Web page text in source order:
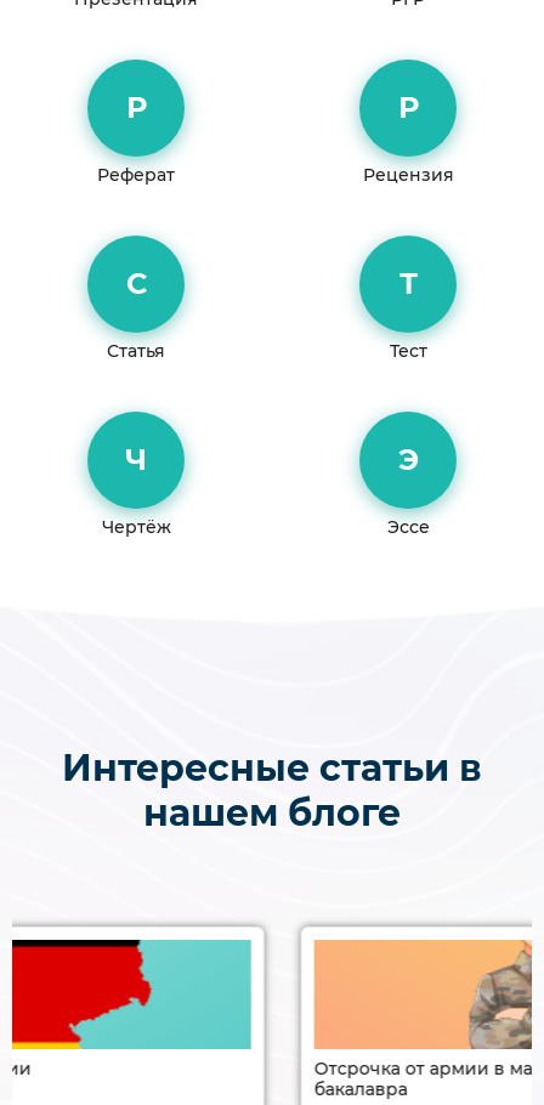
Р
Реферат
Р
Рецензия
С
Статья
Т
Тест
Ч
Чертёж
Э
Эссе
Интересные статьи в
нашем блоге
Отсрочка от армии в магистратуре после